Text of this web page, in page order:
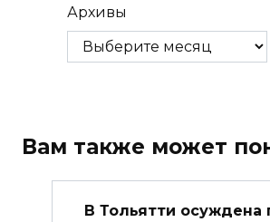
Архивы
Вам также может
В Тольятти осуждена